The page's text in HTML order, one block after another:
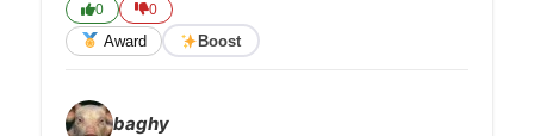
0 0
Award Boost
baghy